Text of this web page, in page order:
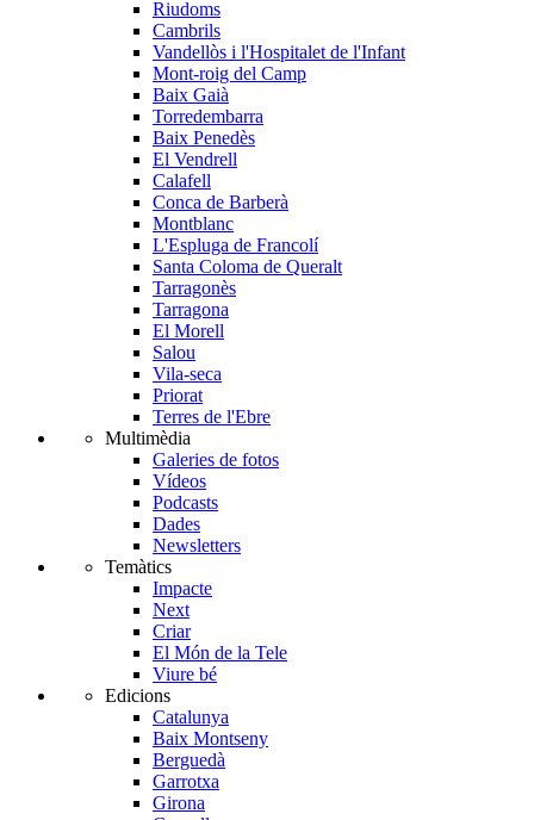
Riudoms
Cambrils
Vandellòs i l'Hospitalet de l'Infant
Mont-roig del Camp
Baix Gaià
Torredembarra
Baix Penedès
El Vendrell
Calafell
Conca de Barberà
Montblanc
L'Espluga de Francolí
Santa Coloma de Queralt
Tarragonès
Tarragona
El Morell
Salou
Vila-seca
Priorat
Terres de l'Ebre
Multimèdia
Galeries de fotos
Vídeos
Podcasts
Dades
Newsletters
Temàtics
Impacte
Next
Criar
El Món de la Tele
Viure bé
Edicions
Catalunya
Baix Montseny
Berguedà
Garrotxa
Girona